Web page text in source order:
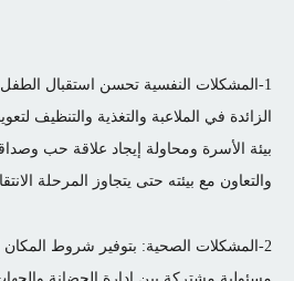
1-المشكلات النفسية تحسن استقبال الطفل
الزائدة في الملاعبة والتغذية والتنظيف
بيئة الأسرة ومحاولة إيجاد علاقة حب
والتعاون مع بيئته حتى يتجاوز المرحلة
2-المشكلات الصحية: بتوفير شروط المكان